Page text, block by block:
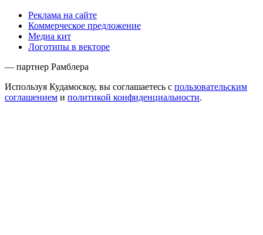
Реклама на сайте
Коммерческое предложение
Медиа кит
Логотипы в векторе
— партнер Рамблера
Используя Кудамоскоу, вы соглашаетесь с пользовательским
соглашением и политикой конфиденциальности.